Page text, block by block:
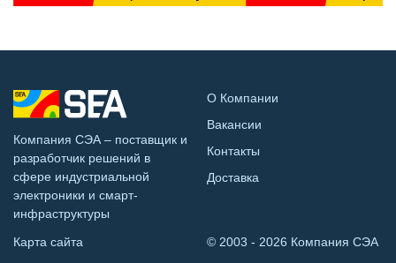
Компания СЭА – поставщик и
разработчик решений в
сфере индустриальной
электроники и смарт-
инфраструктуры
О Компании
Вакансии
Контакты
Доставка
Карта сайта
© 2003 - 2026 Компания СЭА